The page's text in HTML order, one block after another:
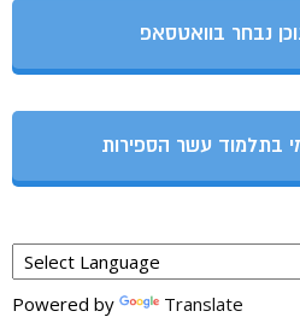
נבחר בוואטסאפ
בתלמוד עשר הספירות
Powered by Translate